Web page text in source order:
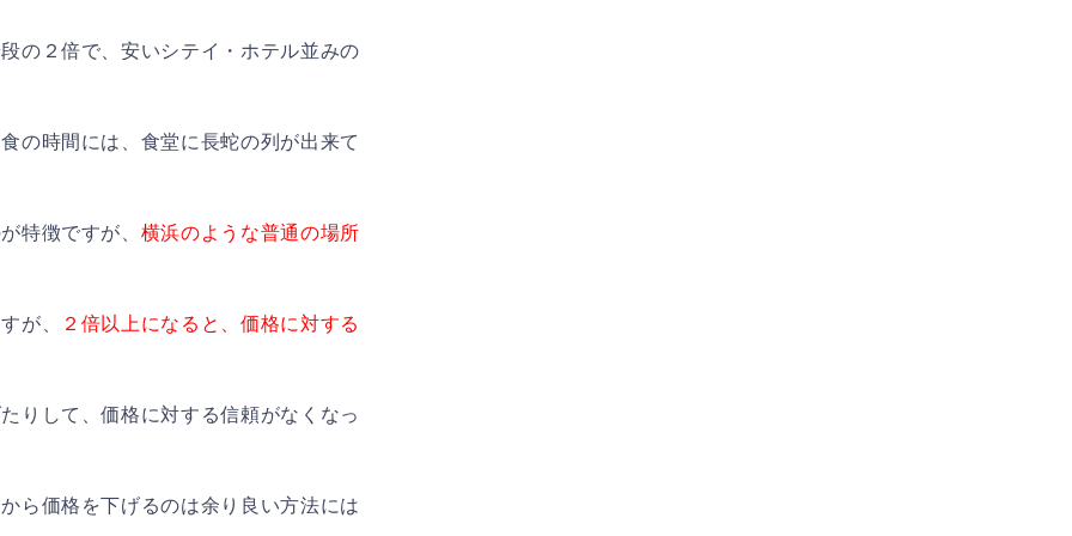
の２倍で、安いシテイ・ホテル並みの
の時間には、食堂に長蛇の列が出来て
特徴ですが、 横浜のような普通の場所
が、 ２倍以上になると、価格に対する
りして、価格に対する信頼がなくなっ
ら価格を下げるのは余り良い方法には